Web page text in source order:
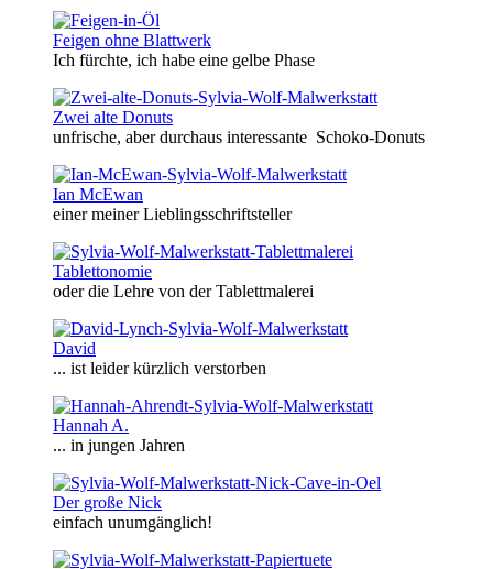
Feigen ohne Blattwerk
Ich fürchte, ich habe eine gelbe Phase
Zwei alte Donuts
unfrische, aber durchaus interessante Schoko-Donuts
Ian McEwan
einer meiner Lieblingsschriftsteller
Tablettonomie
oder die Lehre von der Tablettmalerei
David
... ist leider kürzlich verstorben
Hannah A.
... in jungen Jahren
Der große Nick
einfach unumgänglich!